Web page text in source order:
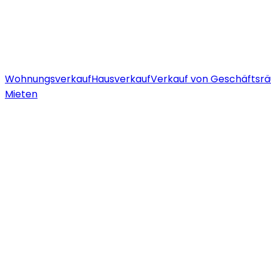
WohnungsverkaufHausverkaufVerkauf von
Mieten